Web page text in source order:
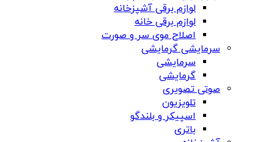
لوازم برقی آشپزخانه
لوازم برقی خانه
اصلاح موی سر و صورت
سرمایشی گرمایشی
سرمایشی
گرمایشی
صوتی تصویری
تلویزیون
اسپیکر و بلندگو
باتری